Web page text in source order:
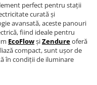
perfect pentru stații
curată și
avansată, aceste panouri
fiind ideale pentru
EcoFlowșiZendureoferă
compact, sunt ușor de
în condiții de iluminare